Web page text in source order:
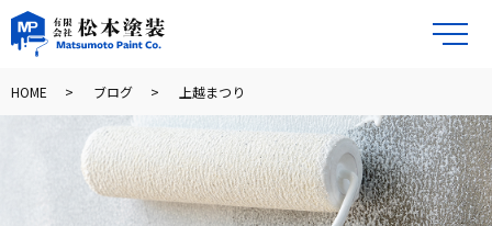
メ
HOME ブログ 上越まつり